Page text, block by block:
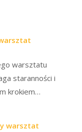
warsztatu
staranności i
krokiem…
warsztat